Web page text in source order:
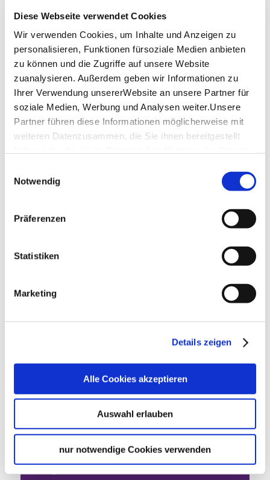
Diese Webseite verwendet Cookies
Wir verwenden Cookies, um Inhalte und Anzeigen zu
personalisieren, Funktionen fürsoziale Medien anbieten
zu können und die Zugriffe auf unsere Website
zuanalysieren. Außerdem geben wir Informationen zu
Ihrer Verwendung unsererWebsite an unsere Partner für
soziale Medien, Werbung und Analysen weiter.Unsere
Partner führen diese Informationen möglicherweise mit
weiteren Datenzusammen, die Sie ihnen bereitgestellt
Impressum
Notwendig
Präferenzen
Statistiken
Marketing
Details zeigen
Alle Cookies akzeptieren
Auswahl erlauben
nur notwendige Cookies verwenden
élégant. Vous trouverez bien sûr encore de
nombreux autres bars et pubs à Stuttgart.
Avec laStuttCard, découvrez Stuttgart en toute
liberté : profitez d’entrées à tarif réduit dans de
nombreux musées ainsi que d’avantages exclusifs
chez certains partenaires gastronomiques. Et pour
explorer la ville encore plus facilement, laCitytouret
les transports en commun sont également proposés
à prix avantageux.
Stutt­
attractions.
Entrée gratuite et réductions auprès de
plus de 50 partenaires dans les domaines